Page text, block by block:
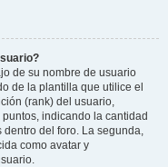
de su nombre de usuario
de la plantilla que utilice el
(rank) del usuario,
indicando la cantidad
del foro. La segunda,
como avatar y